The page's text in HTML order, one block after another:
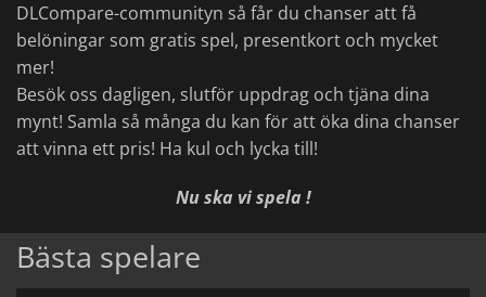
NYHETER
LOGGA IN ELLER REGISTRERA DIG
DLCompare-communityn så får du chanser att få
belöningar som gratis spel, presentkort och mycket
mer!
Besök oss dagligen, slutför uppdrag och tjäna dina
mynt! Samla så många du kan för att öka dina chanser
att vinna ett pris! Ha kul och lycka till!
Nu ska vi spela !
Bästa spelare